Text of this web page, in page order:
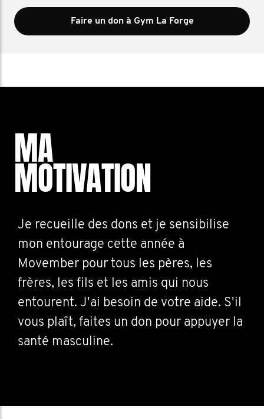
Faire un don à Gym La Forge
MA
MOTIVATION
Je recueille des dons et je sensibilise
mon entourage cette année à
Movember pour tous les pères, les
frères, les fils et les amis qui nous
entourent. J'ai besoin de votre aide. S'il
vous plaît, faites un don pour appuyer la
santé masculine.